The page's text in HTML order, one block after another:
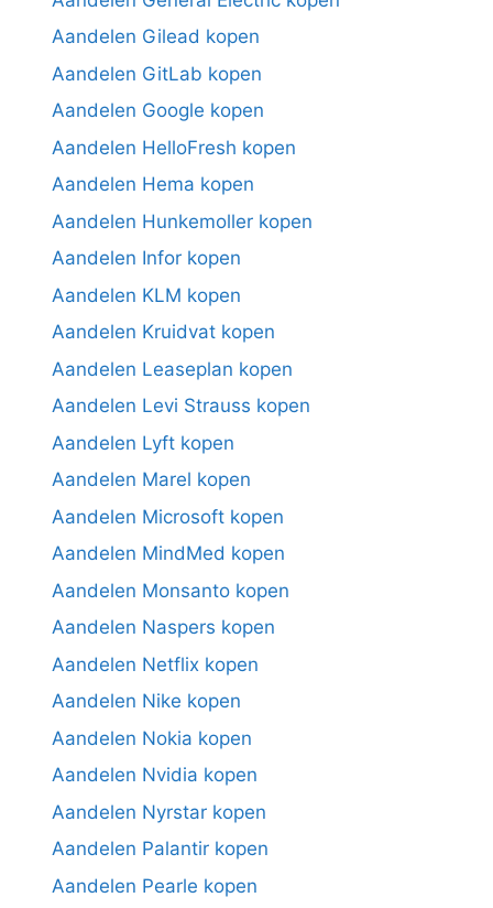
Aandelen Gilead kopen
Aandelen GitLab kopen
Aandelen Google kopen
Aandelen HelloFresh kopen
Aandelen Hema kopen
Aandelen Hunkemoller kopen
Aandelen Infor kopen
Aandelen KLM kopen
Aandelen Kruidvat kopen
Aandelen Leaseplan kopen
Aandelen Levi Strauss kopen
Aandelen Lyft kopen
Aandelen Marel kopen
Aandelen Microsoft kopen
Aandelen MindMed kopen
Aandelen Monsanto kopen
Aandelen Naspers kopen
Aandelen Netflix kopen
Aandelen Nike kopen
Aandelen Nokia kopen
Aandelen Nvidia kopen
Aandelen Nyrstar kopen
Aandelen Palantir kopen
Aandelen Pearle kopen